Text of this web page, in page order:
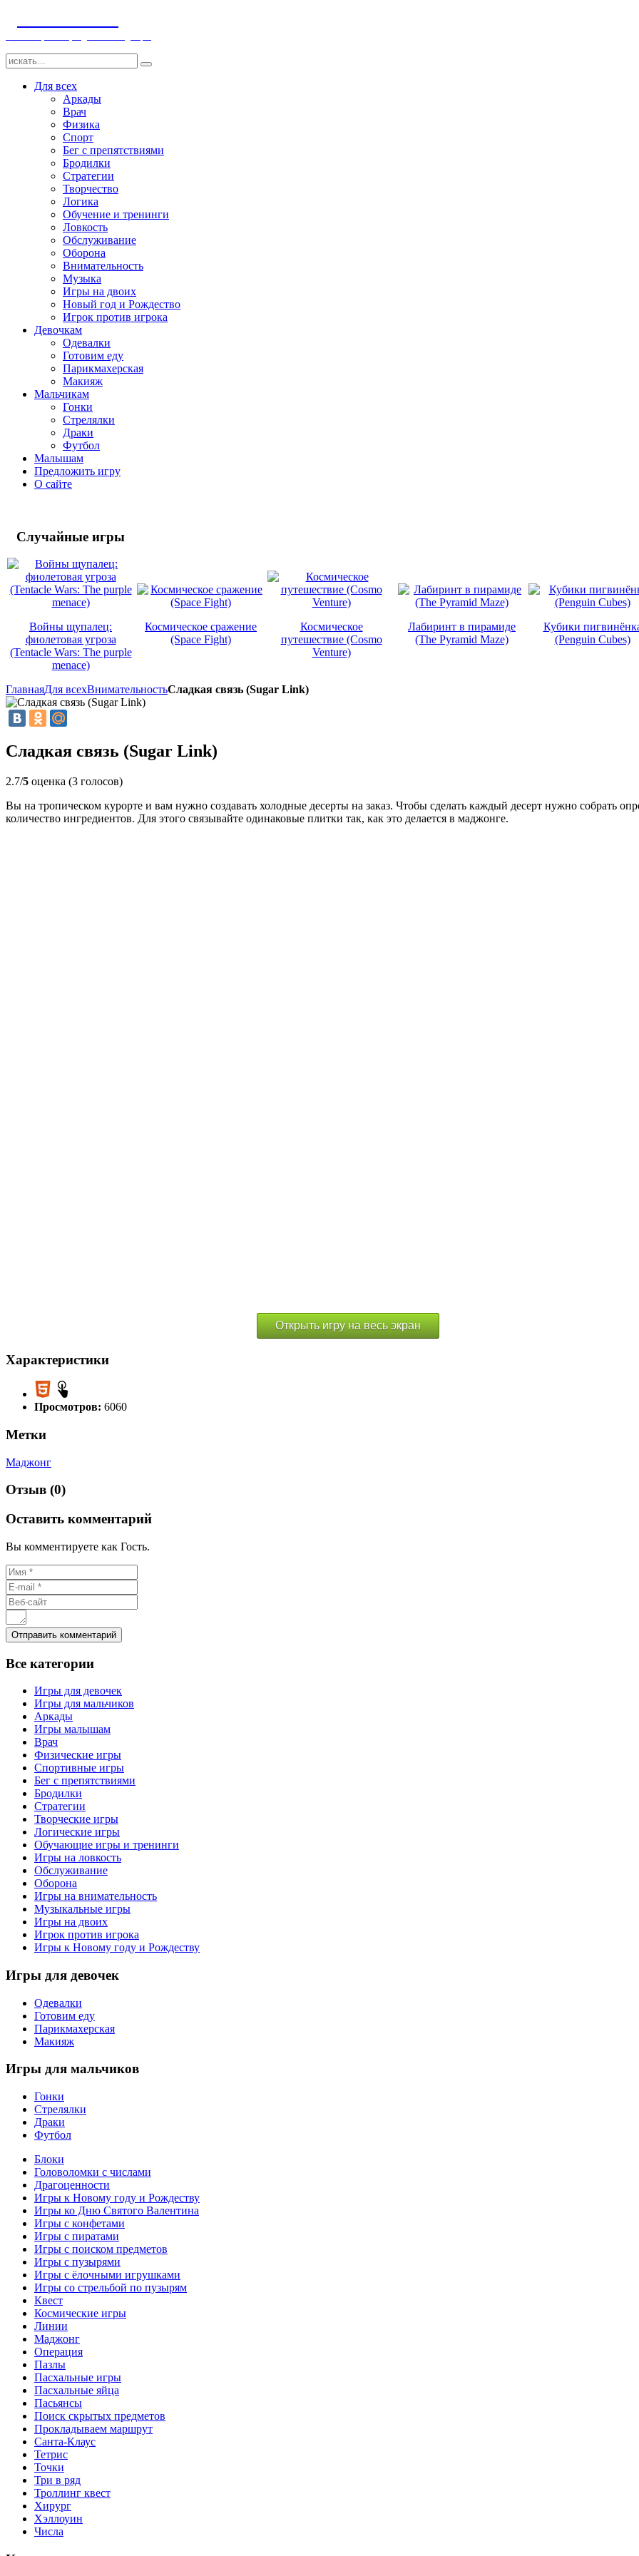
Для всех
Аркады
Врач
Физика
Спорт
Бег с препятствиями
Бродилки
Стратегии
Творчество
Логика
Обучение и тренинги
Ловкость
Обслуживание
Оборона
Внимательность
Музыка
Игры на двоих
Новый год и Рождество
Игрок против игрока
Девочкам
Одевалки
Готовим еду
Парикмахерская
Макияж
Мальчикам
Гонки
Стрелялки
Драки
Футбол
Малышам
Предложить игру
О сайте
Случайные игры
Войны щупалец:
фиолетовая угроза
(Tentacle Wars: The purple
menace)
Космическое сражение
(Space Fight)
Космическое
путешествие (Cosmo
Venture)
Лабиринт в пирамиде
(The Pyramid Maze)
Кубики
(Penguin Cubes)
ГлавнаяДля всехВнимательностьСладкая связь (Sugar Link)
Сладкая связь (Sugar Link)
2.7/5 оценка (3 голосов)
Вы на тропическом курорте и вам нужно создавать холодные десерты на заказ. Чтобы сделать каждый десерт нужно собрать
количество ингредиентов. Для этого связывайте одинаковые плитки так, как это делается в маджонге.
Открыть игру на весь экран
Характеристики
Просмотров: 6060
Метки
Маджонг
Отзыв (0)
Оставить комментарий
Вы комментируете как Гость.
Все категории
Игры для девочек
Игры для мальчиков
Аркады
Игры малышам
Врач
Физические игры
Спортивные игры
Бег с препятствиями
Бродилки
Стратегии
Творческие игры
Логические игры
Обучающие игры и тренинги
Игры на ловкость
Обслуживание
Оборона
Игры на внимательность
Музыкальные игры
Игры на двоих
Игрок против игрока
Игры к Новому году и Рождеству
Игры для девочек
Одевалки
Готовим еду
Парикмахерская
Макияж
Игры для мальчиков
Гонки
Стрелялки
Драки
Футбол
Блоки
Головоломки с числами
Драгоценности
Игры к Новому году и Рождеству
Игры ко Дню Святого Валентина
Игры с конфетами
Игры с пиратами
Игры с поиском предметов
Игры с пузырями
Игры с ёлочными игрушками
Игры со стрельбой по пузырям
Квест
Космические игры
Линии
Маджонг
Операция
Пазлы
Пасхальные игры
Пасхальные яйца
Пасьянсы
Поиск скрытых предметов
Прокладываем маршрут
Санта-Клаус
Тетрис
Точки
Три в ряд
Троллинг квест
Хирург
Хэллоуин
Числа